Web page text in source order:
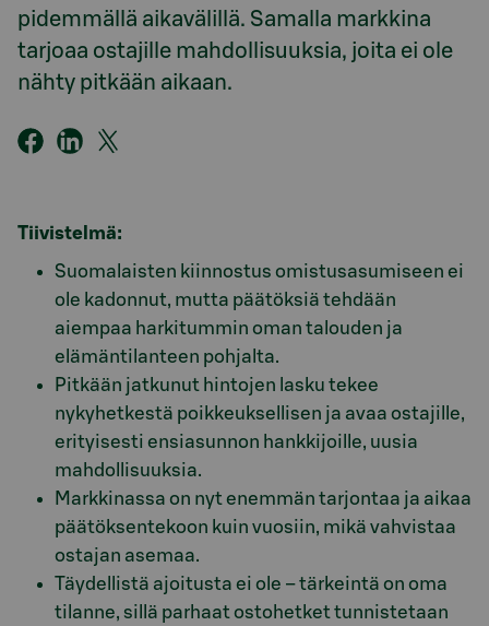
pidemmällä aikavälillä. Samalla markkina
tarjoaa ostajille mahdollisuuksia, joita ei ole
nähty pitkään aikaan.
Tiivistelmä:
Suomalaisten kiinnostus omistusasumiseen ei
ole kadonnut, mutta päätöksiä tehdään
aiempaa harkitummin oman talouden ja
elämäntilanteen pohjalta.
Pitkään jatkunut hintojen lasku tekee
nykyhetkestä poikkeuksellisen ja avaa ostajille,
erityisesti ensiasunnon hankkijoille, uusia
mahdollisuuksia.
Markkinassa on nyt enemmän tarjontaa ja aikaa
päätöksentekoon kuin vuosiin, mikä vahvistaa
ostajan asemaa.
Täydellistä ajoitusta ei ole – tärkeintä on oma
tilanne, sillä parhaat ostohetket tunnistetaan